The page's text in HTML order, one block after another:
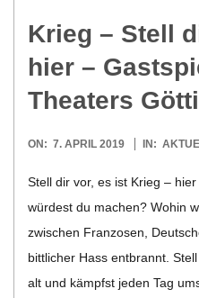
Krieg – Stell
hier –
Thea­ters
2019-
ON: 7. APRIL 2019 IN:
Stell dir vor, es ist Krieg –
wür­dest du machen? Wohin
zwi­schen Fran­zo­sen,
bitt­li­cher Hass ent­brannt.
alt und kämpfst jeden Tag